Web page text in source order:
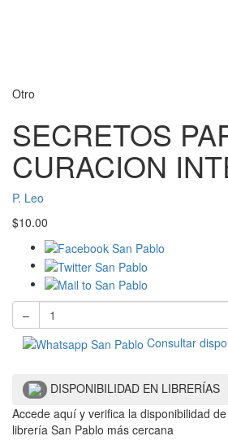
Otro
SECRETOS
CURACION
P. Leo
$10.00
–
Consultar
DISPONIBILIDAD EN LIBRERÍAS
Accede aquí y verifica la disponibilidad
librería San Pablo más cercana